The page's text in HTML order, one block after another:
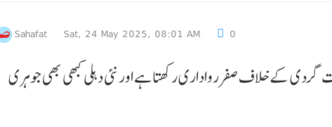
Sahafat Sat, 24 May 2025, 08:01 AM 0
گردی کے خلاف صفر رواداری رکھتا ہے اور نئی دہلی کبھی بھی جوہری